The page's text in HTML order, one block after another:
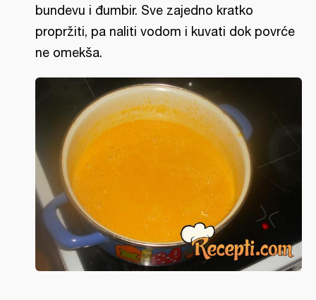
bundevu i đumbir. Sve zajedno kratko
propržiti, pa naliti vodom i kuvati dok povrće
ne omekša.